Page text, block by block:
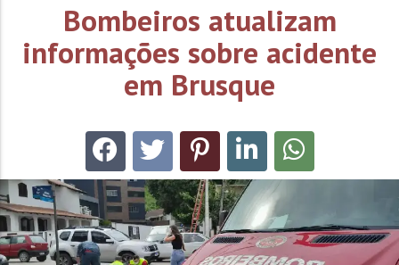
Bombeiros atualizam
informações sobre acidente
em Brusque